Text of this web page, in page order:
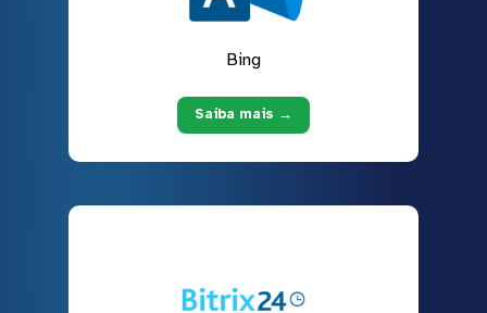
Bing
Saiba mais →